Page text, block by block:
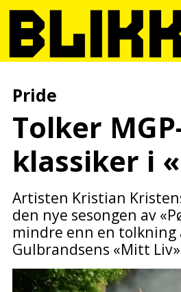
Pride
Tolker
klassiker i
Artisten Kristian
den nye sesongen av
mindre enn en tolkning
Gulbrandsens «Mitt